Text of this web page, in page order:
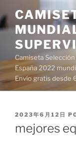
al
contenido
Camiseta
España 2022
Envío gratis desde
PUBLICADO
2023年6月12日
mejores